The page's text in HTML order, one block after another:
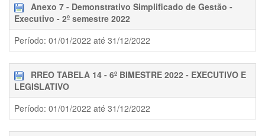
Anexo 7 - Demonstrativo Simplificado de Gestão -
Executivo - 2º semestre 2022
Período: 01/01/2022 até 31/12/2022
RREO TABELA 14 - 6º BIMESTRE 2022 - EXECUTIVO E
LEGISLATIVO
Período: 01/01/2022 até 31/12/2022